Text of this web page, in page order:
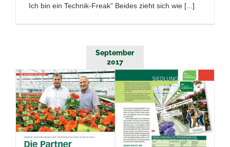
Ich bin ein Technik-Freak" Beides zieht sich wie [...]
September
2017